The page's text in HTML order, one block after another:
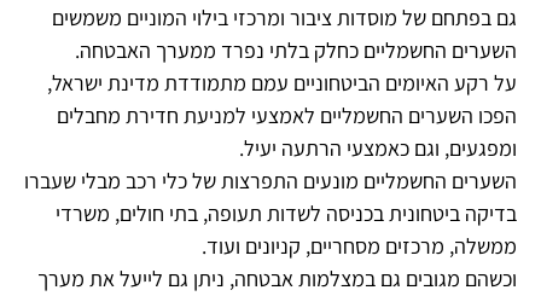
גם בפתחם של מוסדות ציבור ומרכזי בילוי המוניים משמשים
השערים החשמליים כחלק בלתי נפרד ממערך האבטחה.
על רקע האיומים הביטחוניים עמם מתמודדת מדינת ישראל,
הפכו השערים החשמליים לאמצעי למניעת חדירת מחבלים
ומפגעים, וגם כאמצעי הרתעה יעיל.
השערים החשמליים מונעים התפרצות של כלי רכב מבלי שעברו
בדיקה ביטחונית בכניסה לשדות תעופה, בתי חולים, משרדי
ממשלה, מרכזים מסחריים, קניונים ועוד.
וכשהם מגובים גם במצלמות אבטחה, ניתן גם לייעל את מערך